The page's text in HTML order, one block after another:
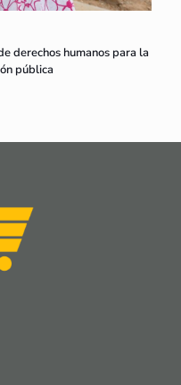
derechos humanos para la
pública